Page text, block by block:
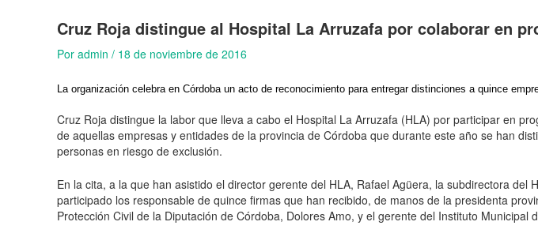
Cruz Roja distingue al Hospital La Arruzafa por colaborar en
Por admin / 18 de noviembre de 2016
La organización celebra en Córdoba un acto de reconocimiento para entregar distinciones a quince
Cruz Roja distingue la labor que lleva a cabo el Hospital La Arruzafa (HLA) por participar en
de aquellas empresas y entidades de la provincia de Córdoba que durante este año se han
personas en riesgo de exclusión.
En la cita, a la que han asistido el director gerente del HLA, Rafael Agüera, la subdirectora
participado los responsable de quince firmas que han recibido, de manos de la presidenta
Protección Civil de la Diputación de Córdoba, Dolores Amo, y el gerente del Instituto